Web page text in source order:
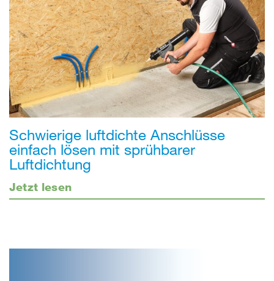
Schwierige luftdichte Anschlüsse
einfach lösen mit sprühbarer
Luftdichtung
Jetzt lesen